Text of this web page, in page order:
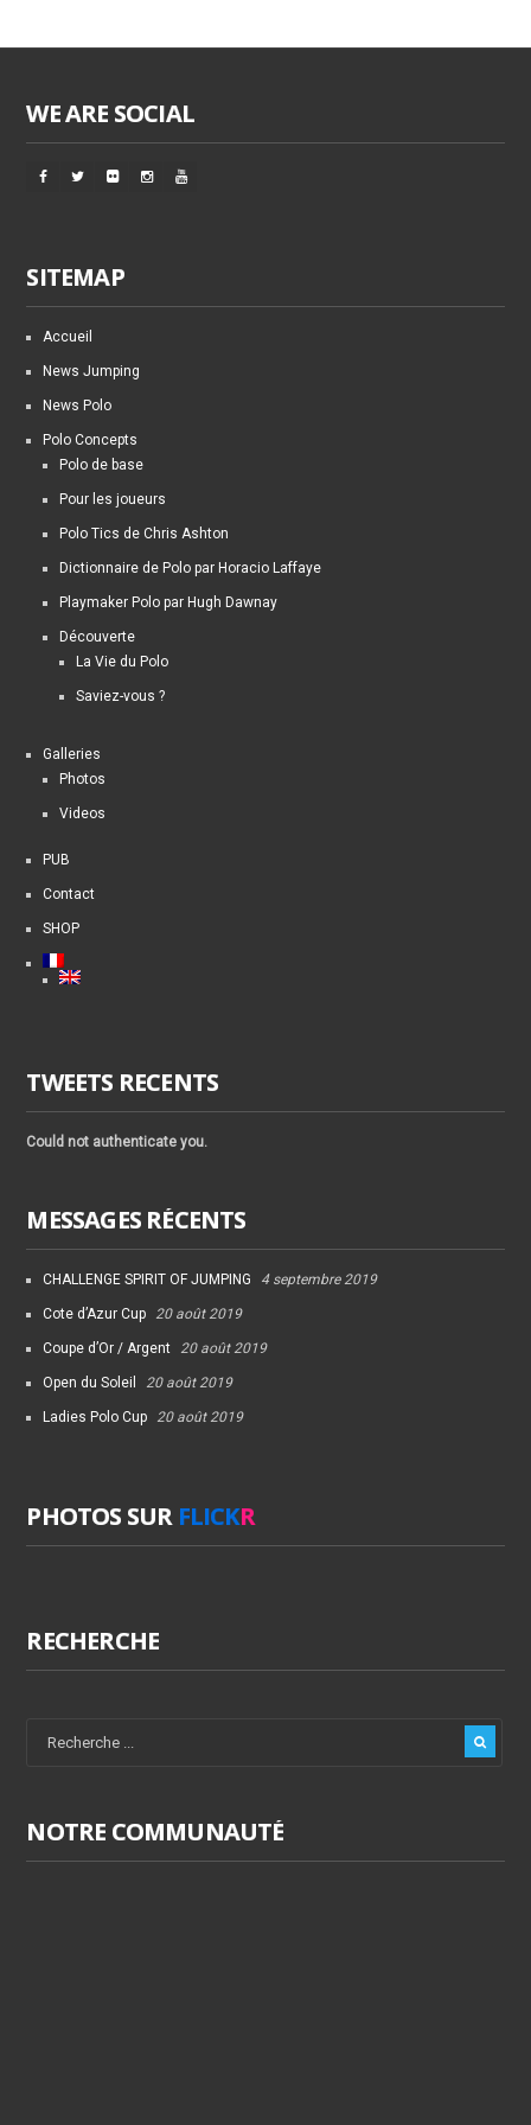
WE ARE SOCIAL
SITEMAP
Accueil
News Jumping
News Polo
Polo Concepts
Polo de base
Pour les joueurs
Polo Tics de Chris Ashton
Dictionnaire de Polo par Horacio Laffaye
Playmaker Polo par Hugh Dawnay
Découverte
La Vie du Polo
Saviez-vous ?
Galleries
Photos
Videos
PUB
Contact
SHOP
TWEETS RECENTS
Could not authenticate you.
MESSAGES RÉCENTS
CHALLENGE SPIRIT OF JUMPING 4 septembre 2019
Cote d’Azur Cup 20 août 2019
Coupe d’Or / Argent 20 août 2019
Open du Soleil 20 août 2019
Ladies Polo Cup 20 août 2019
PHOTOS SUR FLICKR
RECHERCHE
NOTRE COMMUNAUTÉ